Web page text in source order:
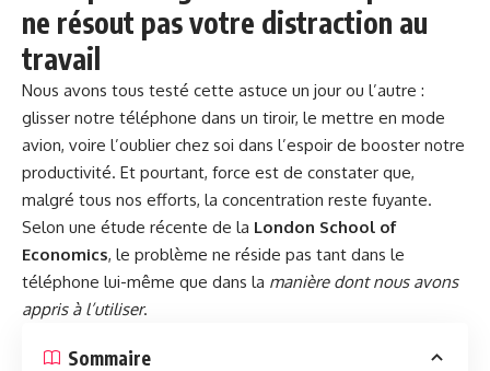
ne résout pas votre distraction au
travail
Nous avons tous testé cette astuce un jour ou l’autre :
glisser notre téléphone dans un tiroir, le mettre en mode
avion, voire l’oublier chez soi dans l’espoir de booster notre
productivité. Et pourtant, force est de constater que,
malgré tous nos efforts, la concentration reste fuyante.
Selon une étude récente de la London School of
Economics, le problème ne réside pas tant dans le
téléphone lui-même que dans la manière dont nous avons
appris à l’utiliser.
Sommaire